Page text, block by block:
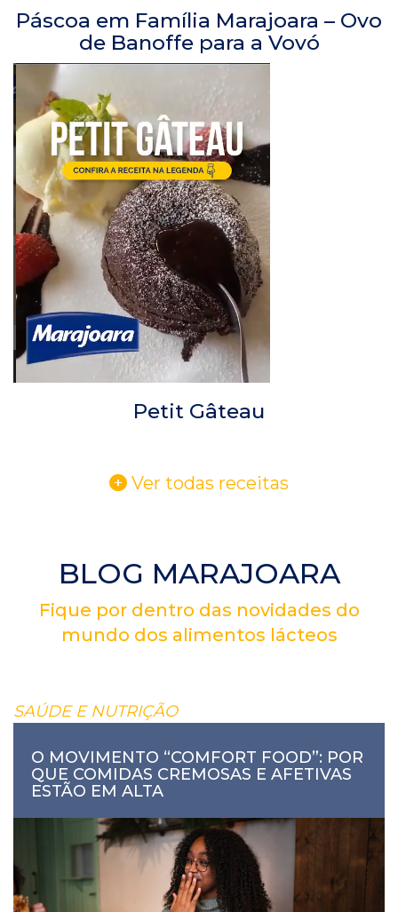
Páscoa em Família Marajoara – Ovo
de Banoffe para a Vovó
Petit Gâteau
Ver todas receitas
BLOG MARAJOARA
Fique por dentro das novidades do
mundo dos alimentos lácteos
SAÚDE E NUTRIÇÃO
O MOVIMENTO “COMFORT FOOD”: POR
QUE COMIDAS CREMOSAS E AFETIVAS
ESTÃO EM ALTA